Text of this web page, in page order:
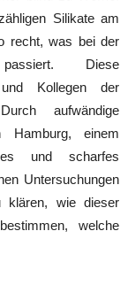
Silikate am
recht, was bei der
passiert. Diese
Kollegen der
aufwändige
Hamburg, einem
und scharfes
Untersuchungen
klären, wie dieser
welche